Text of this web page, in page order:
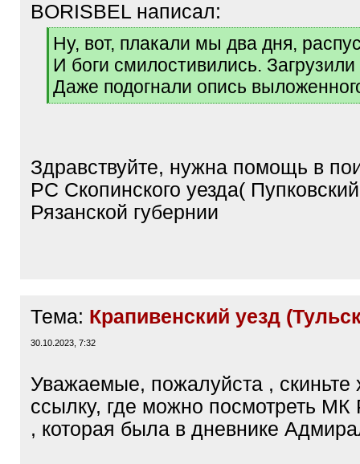
BORISBEL написал:
[
q
]
Ну, вот, плакали мы два дня,
И боги смилостивились.
Даже подогнали опись
[
Здравствуйте, нужна помощь в
РС Скопинского уезда(
Рязанской губернии
Тема: Крапивенский уезд
30.10.2023, 7:32
Уважаемые, пожалуйста ,
ссылку, где можно посмотреть МК
, которая была в дневнике